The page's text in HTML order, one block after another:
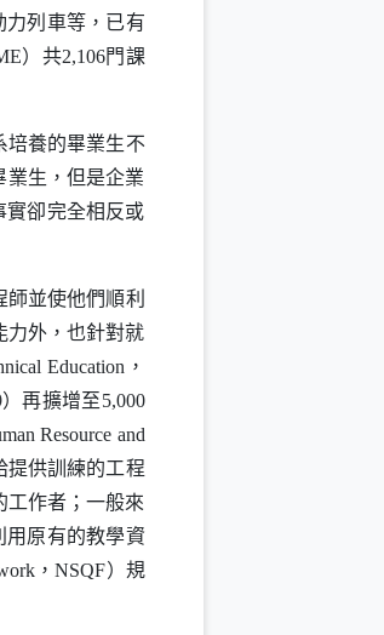
力列車等，已有
）共2,106門課
培養的畢業生不
業生，但是企業
實卻完全相反或
並使他們順利
力外，也針對就
Education ，
再擴增至5,000
Resource and
提供訓練的工程
工作者；一般來
用原有的教學資
，NSQF）規